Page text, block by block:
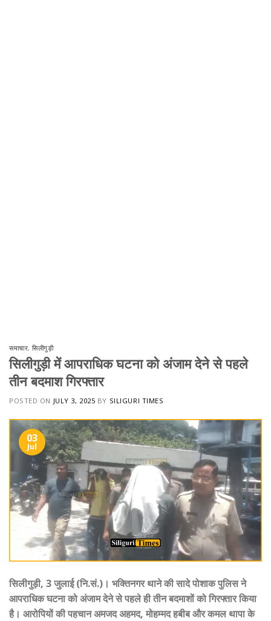
समाचार,सिलीगुड़ी
सिलीगुड़ी में आपराधिक घटना को अंजाम देने से पहले
तीन बदमाश गिरफ्तार
POSTED ON JULY 3, 2025 BY SILIGURI TIMES
03
Jul
सिलीगुड़ी, 3 जुलाई (नि.सं.)। भक्तिनगर थाने की सादे पोशाक पुलिस ने
आपराधिक घटना को अंजाम देने से पहले ही तीन बदमाशों को गिरफ्तार किया
है। आरोपियों की पहचान अमजद अहमद, मोहम्मद हबीब और कमल थापा के